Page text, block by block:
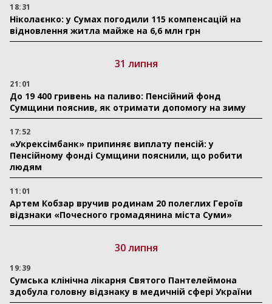
18:31
Ніколаєнко: у Сумах погодили 115 компенсацій на
відновлення житла майже на 6,6 млн грн
31 липня
21:01
До 19 400 гривень на паливо: Пенсійний фонд
Сумщини пояснив, як отримати допомогу на зиму
17:52
«Укрексімбанк» припиняє виплату пенсій: у
Пенсійному фонді Сумщини пояснили, що робити
людям
11:01
Артем Кобзар вручив родинам 20 полеглих Героїв
відзнаки «Почесного громадянина міста Суми»
30 липня
19:39
Сумська клінічна лікарня Святого Пантелеймона
здобула головну відзнаку в медичній сфері України